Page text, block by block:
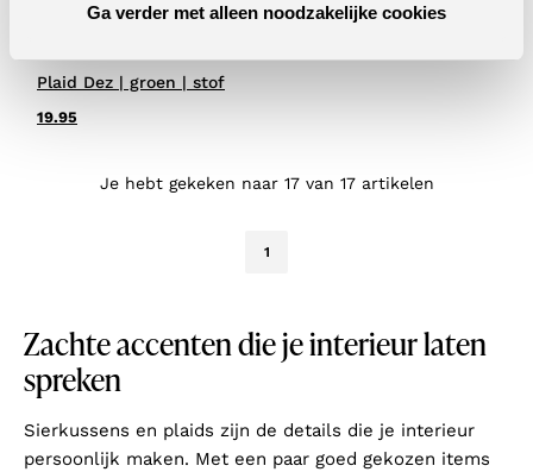
Ga verder met alleen noodzakelijke cookies
Plaid Dez | groen | stof
19.95
Je hebt gekeken naar 17 van 17 artikelen
1
Zachte accenten die je interieur laten
spreken
Sierkussens en plaids zijn de details die je interieur
persoonlijk maken. Met een paar goed gekozen items